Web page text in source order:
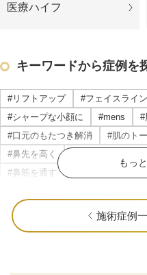
医療ハイフ
キーワードから症例を
#リフトアップ #フェイスライ
#シャープな小顔に
#mens
#
#口元のもたつき解消
#肌のト
#鼻先を高く
#鼻筋を通す
#ニキビ・ニキビ跡改善
#立体
#顎を前に出す
もっ
施術症例